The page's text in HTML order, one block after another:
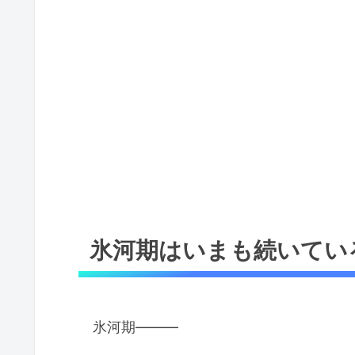
氷河期はいまも続いてい
氷河期———